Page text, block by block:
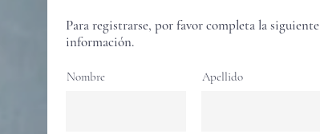
Para registrarse, por favor completa la siguiente
información.
Nombre Apellido